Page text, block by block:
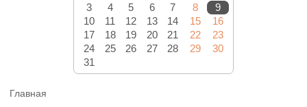
3
4 5 6 7 8
9
10
11 12 13 14 15
16
17
18 19 20 21 22
23
24
25 26 27 28 29
30
31
Главная